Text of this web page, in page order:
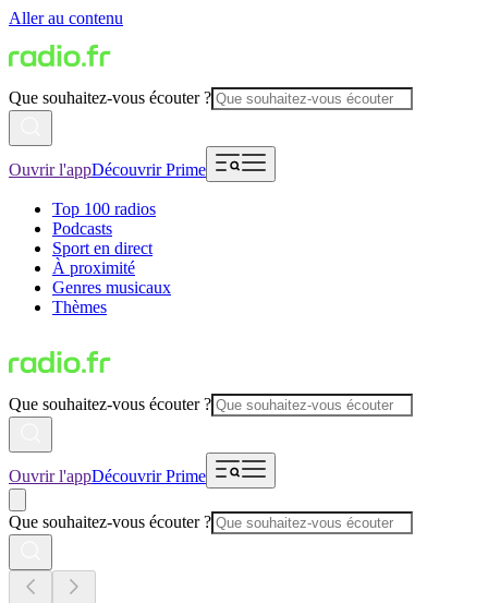
Aller au contenu
Que souhaitez-vous écouter ?
Ouvrir l'appDécouvrir Prime
Top 100 radios
Podcasts
Sport en direct
À proximité
Genres musicaux
Thèmes
Que souhaitez-vous écouter ?
Ouvrir l'appDécouvrir Prime
Que souhaitez-vous écouter ?